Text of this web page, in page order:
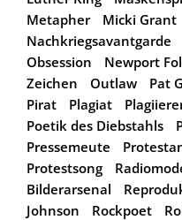
Metapher
Micki Grant
Nachkriegsavantgarde
Obsession
Newport
Zeichen
Outlaw
Pat
Pirat
Plagiat
Poetik des Diebstahls
Pressemeute
Protestsong
Bilderarsenal
Johnson
Rockpoet